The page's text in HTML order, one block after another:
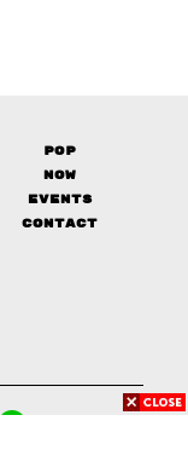
Pop
Now
Events
Contact